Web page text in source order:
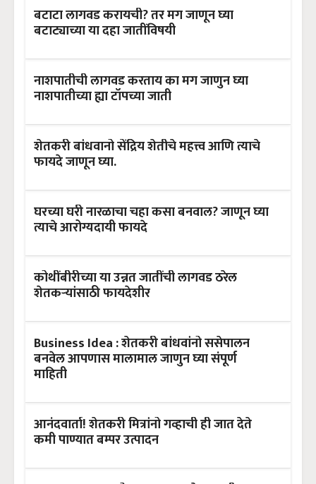
बटाटा लागवड करायची? तर मग जाणून घ्या
बटाट्याच्या या दहा जातींविषयी
नाशपातीची लागवड करताय का मग जाणुन घ्या
नाशपातीच्या ह्या टॉपच्या जाती
शेतकरी बांधवानो सेंद्रिय शेतीचे महत्त्व आणि त्याचे
फायदे जाणून घ्या.
घरच्या घरी नारळाचा चहा कसा बनवाल? जाणून घ्या
त्याचे आरोग्यदायी फायदे
कोथींबीरीच्या या उन्नत जातींची लागवड ठरेल
शेतकऱ्यांसाठी फायदेशीर
Business Idea : शेतकरी बांधवांनो ससेपालन
बनवेल आपणास मालामाल जाणुन घ्या संपूर्ण
माहिती
आनंदवार्ता! शेतकरी मित्रांनो गव्हाची ही जात देते
कमी पाण्यात बम्पर उत्पादन